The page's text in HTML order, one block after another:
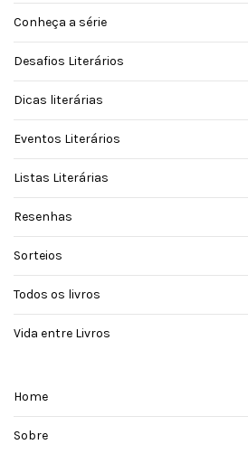
Conheça a série
Desafios Literários
Dicas literárias
Eventos Literários
Listas Literárias
Resenhas
Sorteios
Todos os livros
Vida entre Livros
Home
Sobre